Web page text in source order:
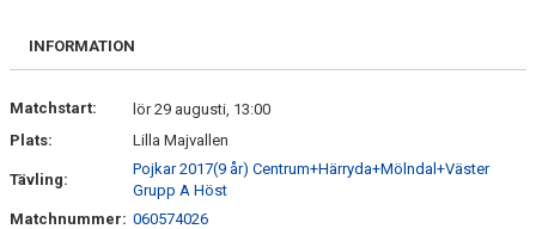
NYHETER
KALENDER
INFORMATION
Matchstart:
lör 29 augusti, 13:00
Plats:
Lilla Majvallen
Tävling:
Pojkar 2017(9 år) Centrum+Härryda+Mölndal+Väster
Grupp A Höst
Matchnummer: 060574026